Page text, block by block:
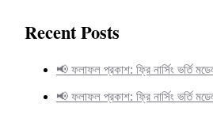
Recent Posts
📢 ফলাফল প্রকাশ: ফ্রি নার্সিং ভর্তি
📢 ফলাফল প্রকাশ: ফ্রি নার্সিং ভর্তি